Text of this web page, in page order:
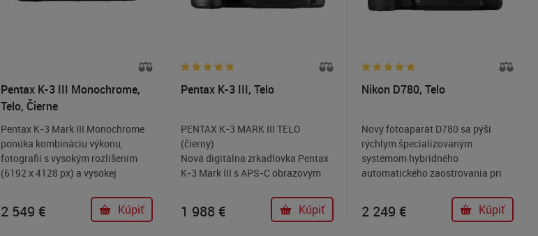
Pentax K-3 III Monochrome,
Telo, Čierne
Pentax K-3 Mark III Monochrome
ponúka kombináciu výkonu,
fotografií s vysokým rozlíšením
(6192 x 4128 px) a vysokej
UHD 4K videa je možné sériové
snímanie rýchlosťou až 12 snímok
2 549 € Kúpiť
Pentax K-3 III, Telo
PENTAX K-3 MARK III TELO
(čierny)
Nová digitálna zrkadlovka Pentax
K-3 Mark III s APS-C obrazovým
mm) a integrovaným obrazovým
stabilizátorom v tele fotoaparátu.
1 988 € Kúpiť
Nikon D780, Telo
Nový fotoaparát D780 sa pýši
rýchlym špecializovaným
systémom hybridného
automatického zaostrovania pri
(Live View) a rýchlym a
spoľahlivým 51-bodovým
2 249 € Kúpiť